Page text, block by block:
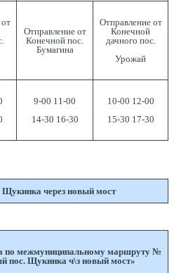
Отправление от
Конечной пос.
Бумагина
Отправление от
Конечной
дачного пос.
Урожай
9-00 11-00
14-30 16-30
10-00 12-00
15-30 17-30
через новый мост
по межмуниципальному маршруту №
пос. Щукинка ч\з новый мост»